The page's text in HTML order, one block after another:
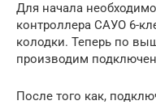
Для начала
контроллера САУО 6-
колодки. Теперь по
производим
После того как,